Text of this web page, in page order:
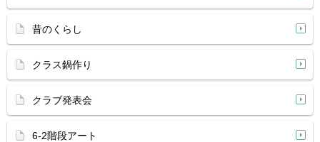
昔のくらし
クラス鍋作り
クラブ発表会
6-2階段アート